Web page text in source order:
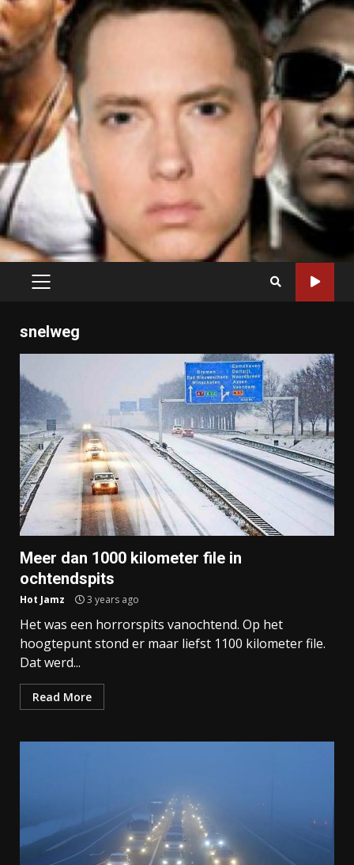
PRIMARY
snelweg
Meer dan 1000 kilometer file in
ochtendspits
Hot Jamz 3 years ago
Het was een horrorspits vanochtend. Op het
hoogtepunt stond er maar liefst 1100 kilometer file.
Dat werd...
Read More